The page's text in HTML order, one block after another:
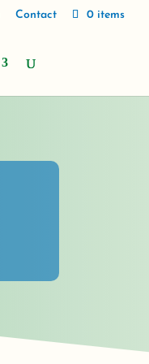
Contact 0 items